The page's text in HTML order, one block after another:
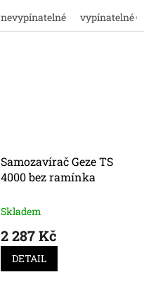
cenu.
nevypínatelné vypínatelné
Samozavírač Geze TS
4000 bez ramínka
Skladem
2 287 Kč
DETAIL